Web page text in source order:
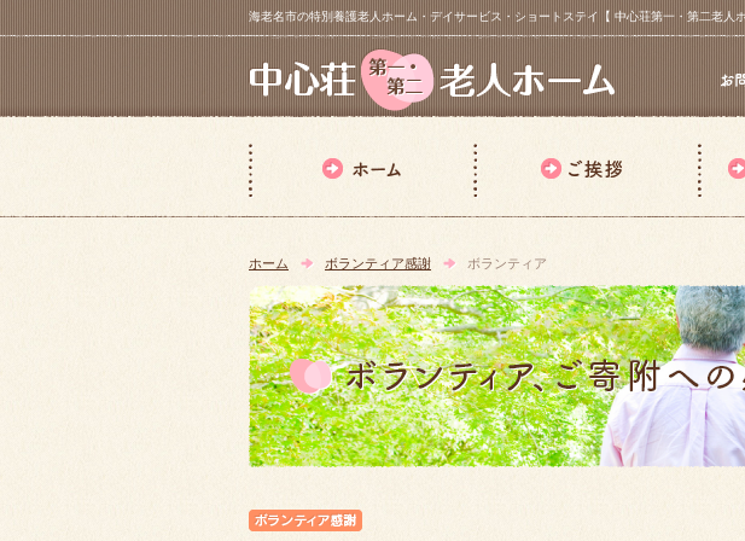
海老名市の特別養護老人ホーム・デイサービス・ショートステイ【 中心荘第一・第二老
ホーム ボランティア感謝 ボランティア